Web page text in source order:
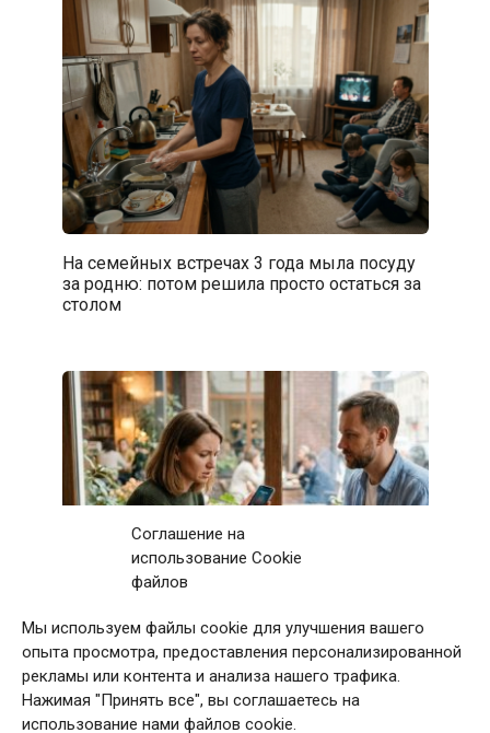
Соглашение на
использование Cookie
файлов
Мы используем файлы cookie для улучшения вашего
опыта просмотра, предоставления персонализированной
рекламы или контента и анализа нашего трафика.
Нажимая "Принять все", вы соглашаетесь на
использование нами файлов cookie.
На семейных встречах 3 года мыла посуду
за родню: потом решила просто остаться за
столом
Первое свидание с мужчиной закончилось
после 11 звонков матери: дома я приняла
непростое решение